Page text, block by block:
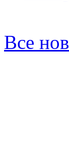
Все